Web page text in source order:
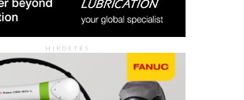
HIRDETÉS